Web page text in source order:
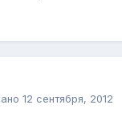
12 сентября, 2012